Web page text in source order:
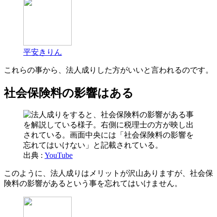
平安きりん
これらの事から、法人成りした方がいいと言われるのです。
社会保険料の影響はある
出典 : YouTube
このように、法人成りはメリットが沢山ありますが、社会保
険料の影響があるという事を忘れてはいけません。